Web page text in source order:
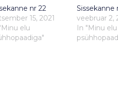
nr 22
15, 2021
elu
Sissekanne
veebruar 2,
In "Minu elu